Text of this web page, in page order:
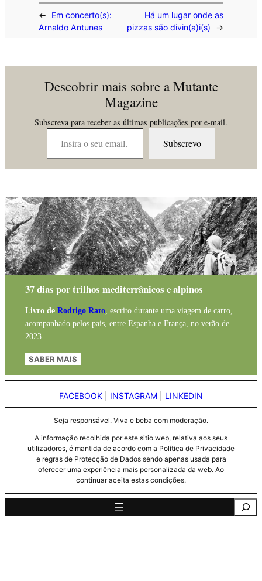
←
Em concerto(s):
Arnaldo Antunes
Há um lugar onde as
pizzas são divin(a)i(s)
→
Descobrir mais sobre a Mutante
Magazine
Subscreva para receber as últimas publicações por e-mail.
Insira o seu email…
Subscrevo
37 dias por trilhos mediterrânicos e alpinos
Livro de Rodrigo Rato, escrito durante uma viagem de carro,
acompanhado pelos pais, entre Espanha e França, no verão de
2023.
SABER MAIS
FACEBOOK INSTAGRAM LINKEDIN
Seja responsável. Viva e beba com moderação.
A informação recolhida por este sitio web, relativa aos seus
utilizadores, é mantida de acordo com a Política de Privacidade
e regras de Protecção de Dados sendo apenas usada para
oferecer uma experiência mais personalizada da web. Ao
continuar aceita estas condições.